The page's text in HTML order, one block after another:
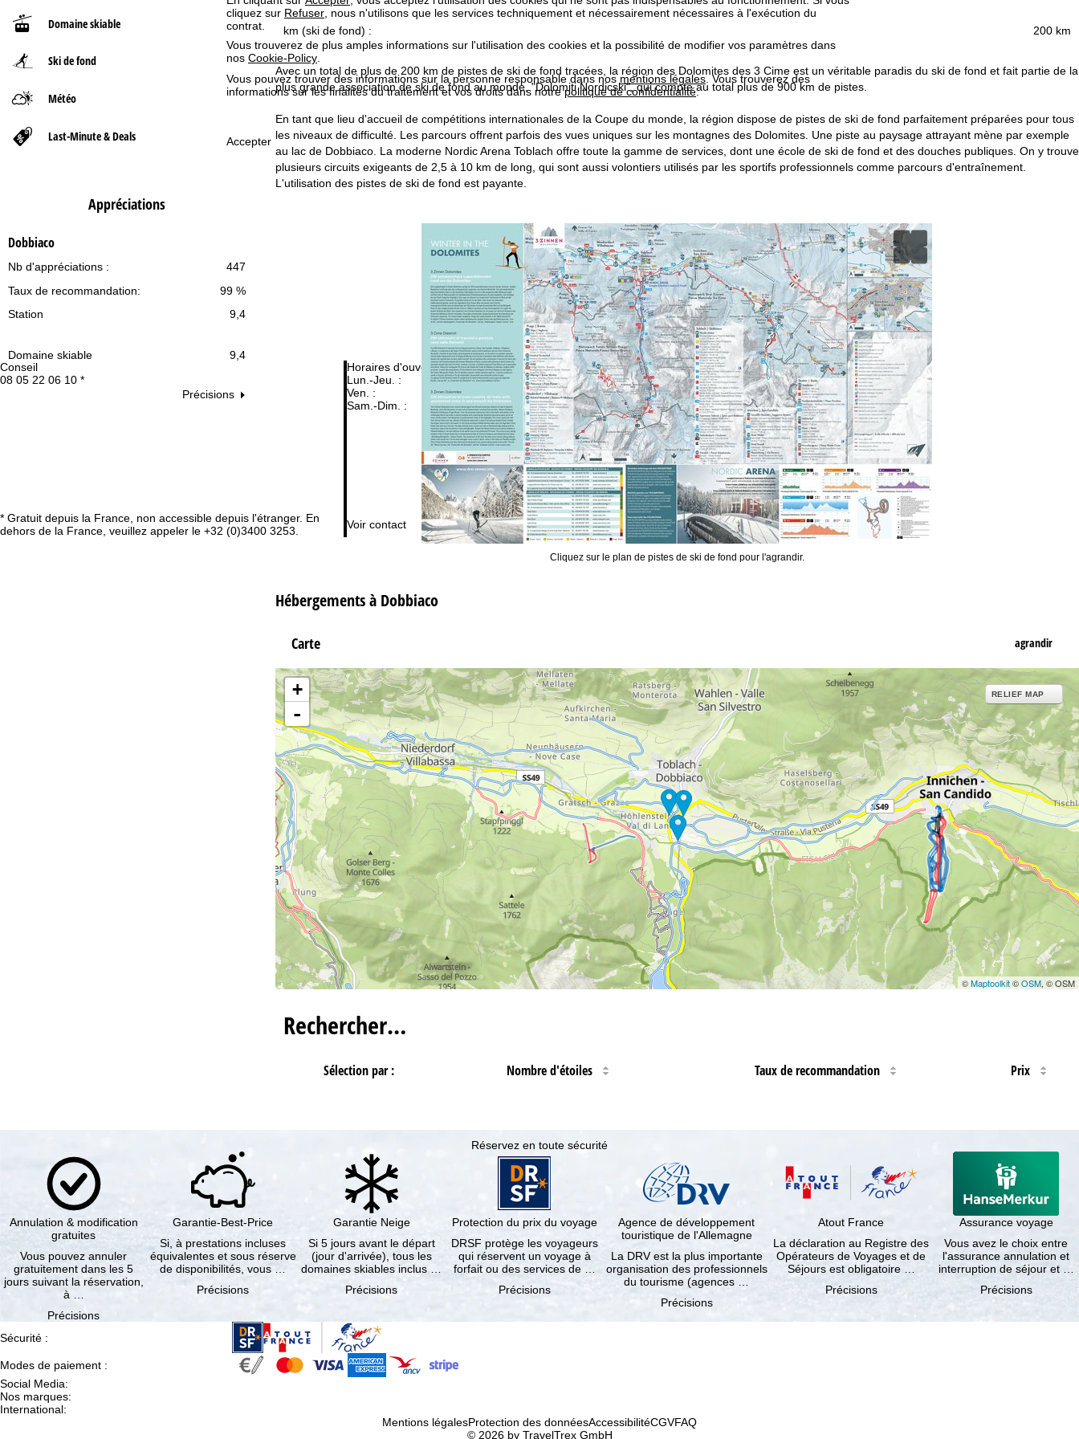
cliquez sur Refuser , nous n'utilisons que les services techniquement et nécessairement nécessaires à l'exécution du
contrat.
Vous trouverez de plus amples informations sur l'utilisation des cookies et la possibilité de modifier vos paramètres dans
nos Cookie-Policy
Vous pouvez trouver des informations sur la personne responsable dans nosmentions légales. Vous trouverez des
informations sur les finalités du traitement et vos droits dans notrepolitique de confidentialité.
Accepter
Conseil
08 05 22 06 10 *
* Gratuit depuis la France, non accessible depuis l'étranger. En
dehors de la France, veuillez appeler le +32 (0)3400 3253.
Horaires d'ouverture
Lun.-Jeu. :
09h00-17h00
Ven. :
09h00-14h00
Sam.-Dim. :
fermé
Voir contact
Conseil
Domaine skiable
Ski de fond
Météo
Last-Minute & Deals
Appréciations
Dobbiaco
447
Nb d'appréciations :
99 %
Taux de recommandation:
Station
9,4
Domaine skiable 9,4
Précisions
d
'
a
c
200 km
km (ski de fond) :
Avec un total de plus de 200 km de pistes de ski de fond tracées, la région des Dolomites des 3 Cime est un véritable paradis du ski de fond et fait partie de la
plus grande association de ski de fond au monde, "Dolomiti Nordicski", qui compte au total plus de 900 km de pistes.
En tant que lieu d'accueil de compétitions internationales de la Coupe du monde, la région dispose de pistes de ski de fond parfaitement préparées pour tous
les niveaux de difficulté. Les parcours offrent parfois des vues uniques sur les montagnes des Dolomites. Une piste au paysage attrayant mène par exemple
au lac de Dobbiaco. La moderne Nordic Arena Toblach offre toute la gamme de services, dont une école de ski de fond et des douches publiques. On y trouve
plusieurs circuits exigeants de 2,5 à 10 km de long, qui sont aussi volontiers utilisés par les sportifs professionnels comme parcours d'entraînement.
L'utilisation des pistes de ski de fond est payante.
Cliquez sur le plan de pistes de ski de fond pour l'agrandir.
Hébergements à Dobbiaco
Carte agrandir
+
-
RELIEF MAP
©Maptoolkit©OSM, © OSM
Rechercher…
Sélection par : Nombre d'étoiles Taux de recommandation Prix
Réservez en toute sécurité
Annulation & modification
gratuites
Vous pouvez annuler
gratuitement dans les 5
jours suivant la réservation,
à …
Précisions
Garantie-Best-Price
Si, à prestations incluses
équivalentes et sous réserve
de disponibilités, vous …
Précisions
Garantie Neige
Si 5 jours avant le départ
(jour d'arrivée), tous les
domaines skiables inclus …
Précisions
Protection du prix du voyage
DRSF protège les voyageurs
qui réservent un voyage à
forfait ou des services de …
Précisions
Agence de développement
touristique de l'Allemagne
La DRV est la plus importante
organisation des professionnels
du tourisme (agences …
Précisions
Atout France
La déclaration au Registre des
Opérateurs de Voyages et de
Séjours est obligatoire …
Précisions
Assurance voyage
Vous avez le choix entre
l'assurance annulation et
interruption de séjour et …
Précisions
Sécurité :
Modes de paiement :
Social Media:
Nos marques:
International:
Mentions légalesProtection des donnéesAccessibilitéCGVFAQ
© 2026 by TravelTrex GmbH